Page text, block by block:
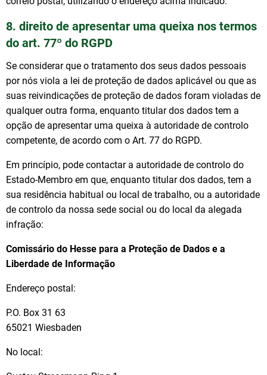
8. direito de apresentar uma queixa nos termos
do art. 77º do RGPD
Se considerar que o tratamento dos seus dados pessoais
por nós viola a lei de proteção de dados aplicável ou que as
suas reivindicações de proteção de dados foram violadas de
qualquer outra forma, enquanto titular dos dados tem a
opção de apresentar uma queixa à autoridade de controlo
competente, de acordo com o Art. 77 do RGPD.
Em princípio, pode contactar a autoridade de controlo do
Estado-Membro em que, enquanto titular dos dados, tem a
sua residência habitual ou local de trabalho, ou a autoridade
de controlo da nossa sede social ou do local da alegada
infração:
Comissário do Hesse para a Proteção de Dados e a
Liberdade de Informação
Endereço postal:
P.O. Box 31 63
65021 Wiesbaden
No local: